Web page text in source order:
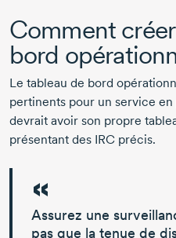
Comment
bord
Le tableau de bord
pertinents pour un service
devrait avoir son propre
présentant des IRC précis.
Assurez une
pas que la tenue de